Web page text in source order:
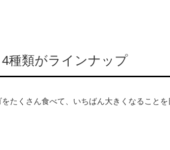
種類がラインナップ
たくさん食べて、いちばん大きくなることを